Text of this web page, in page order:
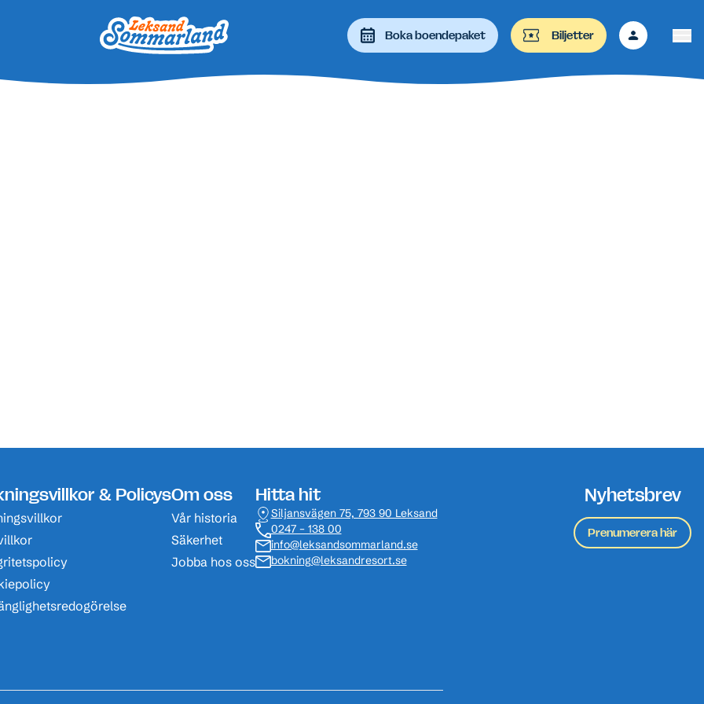
Leksand Sommarland
Boka boendepaket Biljetter
& PolicysOm oss
Vår historia
Säkerhet
Jobba hos oss
Hitta hit
Siljansvägen 75, 793 90 Leksand
0247 – 138 00
info@leksandsommarland.se
bokning@leksandresort.se
Nyhetsbrev
Prenumerera här